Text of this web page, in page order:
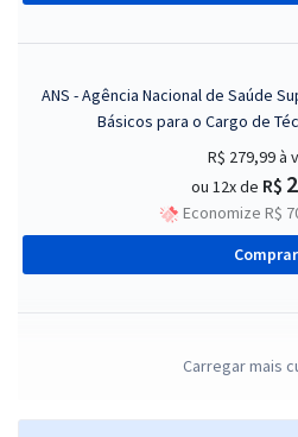
ANS - Agência Nacional de Saúde
Básicos para o Cargo de
R$ 279,99à
ou 12x de R$
Economize R$
Comprar
ANS - Agência Nacional de Saúde
Carregar mais